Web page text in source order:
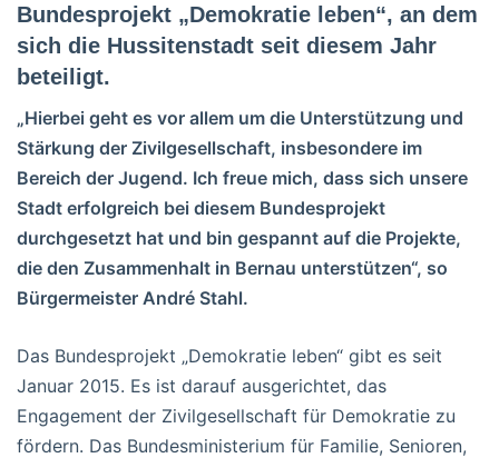
Bundesprojekt „Demokratie leben“, an dem
sich die Hussitenstadt seit diesem Jahr
beteiligt.
„Hierbei geht es vor allem um die Unterstützung und
Stärkung der Zivilgesellschaft, insbesondere im
Bereich der Jugend. Ich freue mich, dass sich unsere
Stadt erfolgreich bei diesem Bundesprojekt
durchgesetzt hat und bin gespannt auf die Projekte,
die den Zusammenhalt in Bernau unterstützen“, so
Bürgermeister André Stahl.
Das Bundesprojekt „Demokratie leben“ gibt es seit
Januar 2015. Es ist darauf ausgerichtet, das
Engagement der Zivilgesellschaft für Demokratie zu
fördern. Das Bundesministerium für Familie, Senioren,